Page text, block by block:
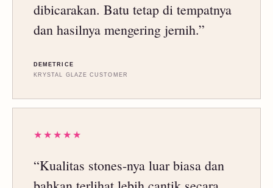
dibicarakan. Batu tetap di tempatnya
dan hasilnya mengering jernih.”
DEMETRICE
KRYSTAL GLAZE CUSTOMER
★★★★★
“Kualitas stones-nya luar biasa dan